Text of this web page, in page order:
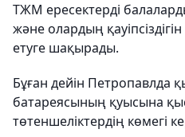
ТЖМ ересектерді
және олардың
етуге шақырады.
Бұған дейін Петропавлда
батареясының қуысына
төтеншеліктердің көмегі